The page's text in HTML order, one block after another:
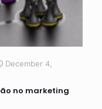
December 4,
no marketing